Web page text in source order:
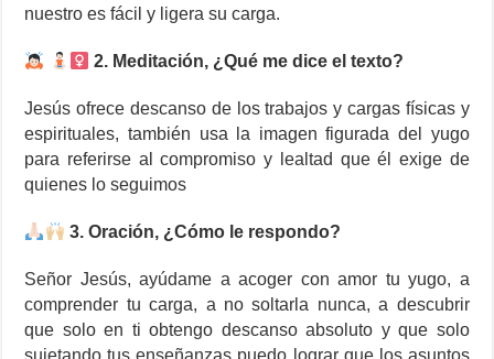
nuestro es fácil y ligera su carga.
2. Meditación, ¿Qué me dice el texto?
Jesús ofrece descanso de los trabajos y cargas físicas y
espirituales, también usa la imagen figurada del yugo
para referirse al compromiso y lealtad que él exige de
quienes lo seguimos
3. Oración, ¿Cómo le respondo?
Señor Jesús, ayúdame a acoger con amor tu yugo, a
comprender tu carga, a no soltarla nunca, a descubrir
que solo en ti obtengo descanso absoluto y que solo